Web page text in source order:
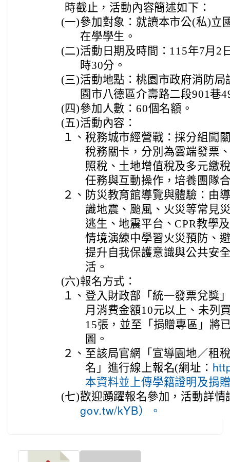
時截止，活動內容簡述如下：
(一)參加對象：就讀本市公(私)立
在學學生。
(二)活動日期及時間：115年7月2
時30分。
(三)活動地點：桃園市政府消防
園市八德區介壽路二段901巷
(四)參加人數：60個名額。
(五)活動內容：
１、 稅務城市經營戰：採分組闖
稅務關卡，分別為雲端發票
照稅、土地增值稅及多元繳
任務與互動操作，培養團隊
２、 防災教育館導覽與體驗：由
識地震、颱風、火災等常見
逃生、地震平台、CPR教學
情境演練中學習火災預防、
提升自我保護意識與公共安
活。
(六)報名方式：
１、 登入財政部「統一發票兌獎
月消費金額10元以上、未列
15張，並至「捐贈專區」將
圖。
２、 至該局官網「宣導園地／租
名」進行線上報名(網址：
本資料並上傳學籍證明及捐
(七)歡迎踴躍報名參加，活動詳情
gov.tw/kYB）。